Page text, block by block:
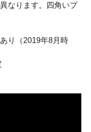
なります。四角いプ
り（2019年8月時